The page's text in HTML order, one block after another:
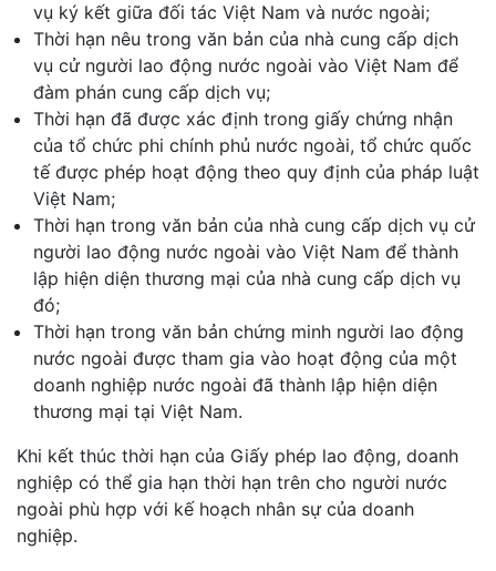
vụ ký kết giữa đối tác Việt Nam và nước ngoài;
Thời hạn nêu trong văn bản của nhà cung cấp dịch
vụ cử người lao động nước ngoài vào Việt Nam để
đàm phán cung cấp dịch vụ;
Thời hạn đã được xác định trong giấy chứng nhận
của tổ chức phi chính phủ nước ngoài, tổ chức quốc
tế được phép hoạt động theo quy định của pháp luật
Việt Nam;
Thời hạn trong văn bản của nhà cung cấp dịch vụ cử
người lao động nước ngoài vào Việt Nam để thành
lập hiện diện thương mại của nhà cung cấp dịch vụ
đó;
Thời hạn trong văn bản chứng minh người lao động
nước ngoài được tham gia vào hoạt động của một
doanh nghiệp nước ngoài đã thành lập hiện diện
thương mại tại Việt Nam.
Khi kết thúc thời hạn của Giấy phép lao động, doanh
nghiệp có thể gia hạn thời hạn trên cho người nước
ngoài phù hợp với kế hoạch nhân sự của doanh
nghiệp.